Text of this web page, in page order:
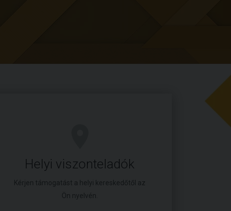
Helyi viszonteladók
Kérjen támogatást a helyi kereskedőtől az
Ön nyelvén.